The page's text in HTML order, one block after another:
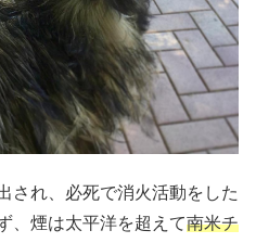
され、必死で消火活動をした
、煙は太平洋を超えて南米チ